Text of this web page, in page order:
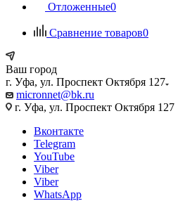
Отложенные0
Сравнение товаров0
Ваш город
г. Уфа, ул. Проспект Октября 127
micronnet@bk.ru
г. Уфа, ул. Проспект Октября 127
Вконтакте
Telegram
YouTube
Viber
Viber
WhatsApp